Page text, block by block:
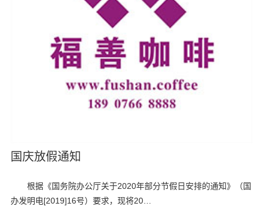
国庆放假通知
根据《国务院办公厅关于2020年部分节假日安排的通知》（国
办发明电[2019]16号）要求，现将20…